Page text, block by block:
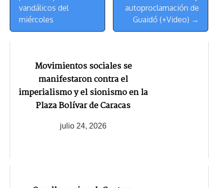
vandálicos del
miércoles
autoproclamación de
Guaidó (+Video) →
Movimientos sociales se
manifestaron contra el
imperialismo y el sionismo en la
Plaza Bolívar de Caracas
julio 24, 2026